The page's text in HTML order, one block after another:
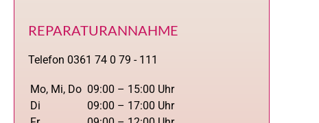
REPARATURANNAHME
Telefon 0361 74 0 79 - 111
Mo, Mi, Do 09:00 – 15:00 Uhr
Di
09:00 – 17:00 Uhr